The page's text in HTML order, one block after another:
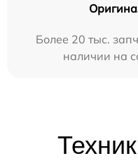
Более 20 тыс.
наличии на